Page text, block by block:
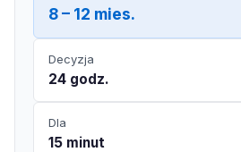
8 – 12 mies.
Decyzja
24 godz.
Dla
15 minut